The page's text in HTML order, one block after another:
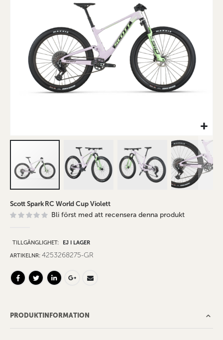
till
början
Scott Spark RC World Cup Violett
Bli först med att recensera denna produkt
TILLGÄNGLIGHET:
EJ I LAGER
ARTIKELNR 4253268275-GR
PRODUKTINFORMATION